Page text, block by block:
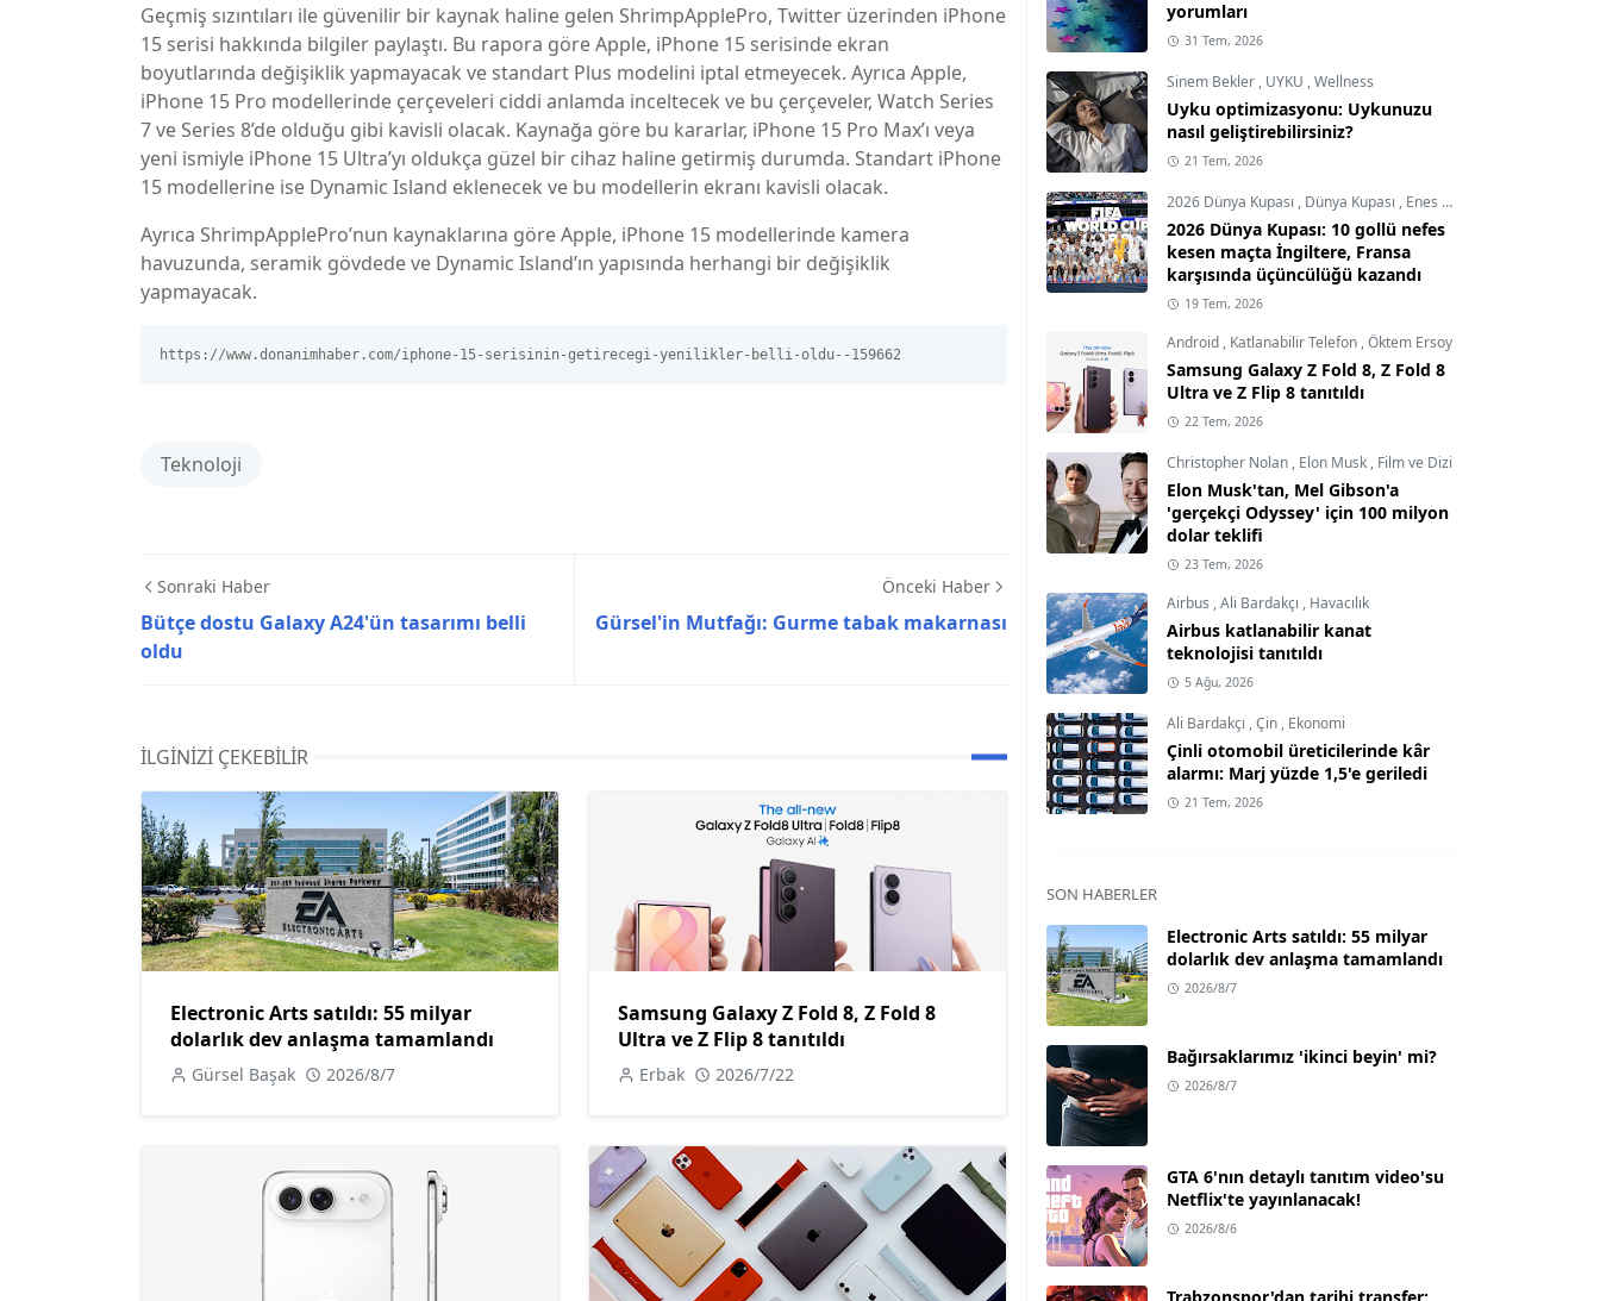
Geçmiş sızıntıları ile güvenilir bir kaynak haline gelen ShrimpApplePro, Twitter üzerinden iPhone
15 serisi hakkında bilgiler paylaştı. Bu rapora göre Apple, iPhone 15 serisinde ekran
boyutlarında değişiklik yapmayacak ve standart Plus modelini iptal etmeyecek. Ayrıca Apple,
iPhone 15 Pro modellerinde çerçeveleri ciddi anlamda inceltecek ve bu çerçeveler, Watch Series
7 ve Series 8’de olduğu gibi kavisli olacak. Kaynağa göre bu kararlar, iPhone 15 Pro Max’ı veya
yeni ismiyle iPhone 15 Ultra’yı oldukça güzel bir cihaz haline getirmiş durumda. Standart iPhone
15 modellerine ise Dynamic Island eklenecek ve bu modellerin ekranı kavisli olacak.
Ayrıca ShrimpApplePro’nun kaynaklarına göre Apple, iPhone 15 modellerinde kamera
havuzunda, seramik gövdede ve Dynamic Island’ın yapısında herhangi bir değişiklik
yapmayacak.
https://www.donanimhaber.com/iphone-15-serisinin-getirecegi-yenilikler-belli-oldu--159662
Teknoloji
Sonraki Haber
Bütçe dostu Galaxy A24'ün tasarımı belli
oldu
Önceki Haber
Gürsel'in Mutfağı: Gurme tabak makarnası
İLGINIZI ÇEKEBILIR
Electronic Arts satıldı: 55 milyar
dolarlık dev anlaşma tamamlandı
Gürsel Başak 2026/8/7
Samsung Galaxy Z Fold 8, Z Fold 8
Ultra ve Z Flip 8 tanıtıldı
Erbak 2026/7/22
yorumları
31 Tem, 2026
Sinem Bekler , UYKU ,Wellness
Uyku optimizasyonu: Uykunuzu
nasıl geliştirebilirsiniz?
21 Tem, 2026
2026 Dünya Kupası , Dünya Kupası , Enes Demircioğlu
2026 Dünya Kupası: 10 gollü nefes
kesen maçta İngiltere, Fransa
karşısında üçüncülüğü kazandı
19 Tem, 2026
Android , Katlanabilir Telefon ,Öktem Ersoy
Samsung Galaxy Z Fold 8, Z Fold 8
Ultra ve Z Flip 8 tanıtıldı
22 Tem, 2026
Christopher Nolan , Elon Musk , Film ve Dizi
Elon Musk'tan, Mel Gibson'a
'gerçekçi Odyssey' için 100 milyon
dolar teklifi
23 Tem, 2026
Airbus ,Ali Bardakçı , Havacılık
Airbus katlanabilir kanat
teknolojisi tanıtıldı
5 Ağu, 2026
Ali Bardakçı ,Çin , Ekonomi
Çinli otomobil üreticilerinde kâr
alarmı: Marj yüzde 1,5'e geriledi
21 Tem, 2026
SON HABERLER
Electronic Arts satıldı: 55 milyar
dolarlık dev anlaşma tamamlandı
2026/8/7
Bağırsaklarımız 'ikinci beyin' mi?
2026/8/7
GTA 6'nın detaylı tanıtım video'su
Netflix'te yayınlanacak!
2026/8/6